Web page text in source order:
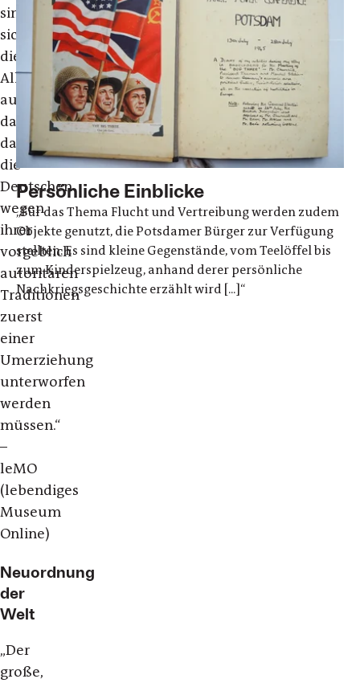
sind
sich
die
Alliierten
auch
darüber,
dass
die
Deutschen
wegen
ihrer
vorgeblich
autoritären
Traditionen
zuerst
einer
Umerziehung
unterworfen
werden
müssen.“
–
leMO
(lebendiges
Museum
Online)
Neuordnung
der
Welt
„Der
große,
Persönliche Einblicke
„Für das Thema Flucht und Vertreibung werden zudem
Objekte genutzt, die Potsdamer Bürger zur Verfügung
stellten. Es sind kleine Gegenstände, vom Teelöffel bis
zum Kinderspielzeug, anhand derer persönliche
Nachkriegsgeschichte erzählt wird [...]“